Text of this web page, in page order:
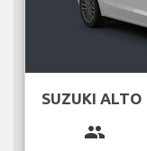
SUZUKI ALTO
group